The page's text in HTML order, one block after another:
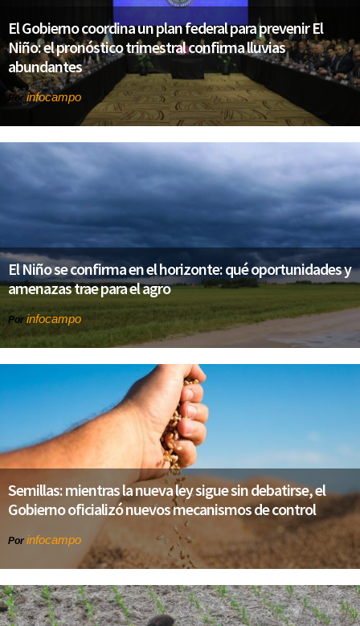
El Gobierno coordina un plan federal para prevenir El
Niño: el pronóstico trimestral confirma lluvias
abundantes
Por infocampo
El Niño se confirma en el horizonte: qué oportunidades y
amenazas trae para el agro
Por infocampo
Semillas: mientras la nueva ley sigue sin debatirse, el
Gobierno oficializó nuevos mecanismos de control
Por infocampo